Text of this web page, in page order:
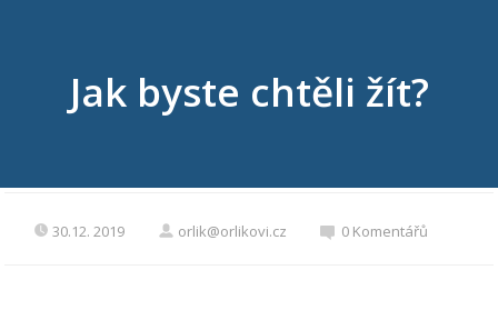
Jak byste chtěli žít?
30.12. 2019 orlik@orlikovi.cz 0 Komentářů